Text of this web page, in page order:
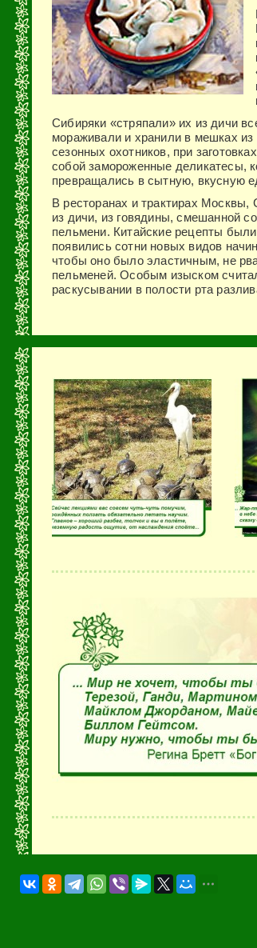
Сибиряки «стряпали» их из дичи
мораживали и хранили в мешках
сезонных охотников, при
собой за­мороженные деликатесы,
превращались в сытную, вкусную
В ресторанах и трактирах Москвы,
из дичи, из говядины, смешанной
пельмени. Китайские рецепты
появились сотни новых видов
чтобы оно было эластичным, не
пель­меней. Особым изыском
раскусы­вании в полости рта